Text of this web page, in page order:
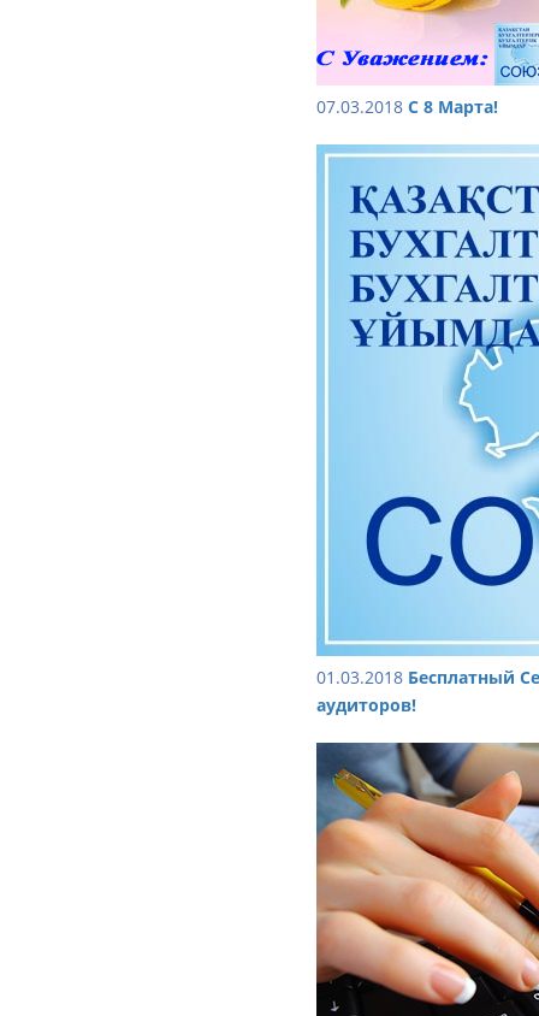
07.03.2018 C 8 Марта!
01.03.2018 Бесплатный
аудиторов!